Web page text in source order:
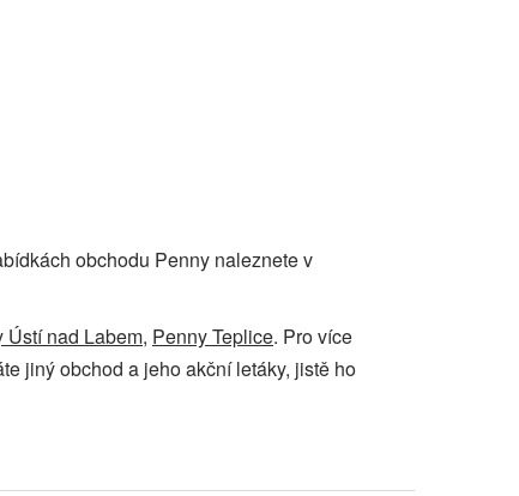
obchodu Penny naleznete v
Ústí nad Labem, Penny Teplice. Pro více
jiný obchod a jeho akční letáky, jistě ho